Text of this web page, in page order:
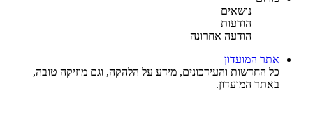
נושאים
הודעות
הודעה אחרונה
אתר המועדון
כל החדשות והעידכונים, מידע על הלהקה, וגם מוזיקה טובה,
באתר המועדון.